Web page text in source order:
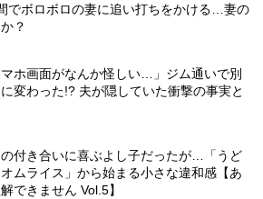
でボロボロの妻に追い打ちをかける…妻の
？
マホ画面がなんか怪しい…」ジム通いで別
変わった!? 夫が隠していた衝撃の事実と
付き合いに喜ぶよし子だったが…「うど
ムライス」から始まる小さな違和感【あ
できません Vol.5】